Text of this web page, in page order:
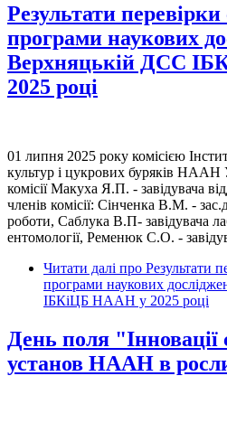
Результати
програми наукових
Верхняцькій ДСС
2025 році
01 липня 2025 року комісією
культур і цукрових буряків НААН
комісії Макуха Я.П. - завідувача
членів комісії: Сінченка В.М. -
роботи, Саблука В.П- завідувача
ентомології, Ременюк С.О. -
Читати далі про Результати
програми наукових
ІБКіЦБ НААН у 2025 році
День поля "Інновації
установ НААН в